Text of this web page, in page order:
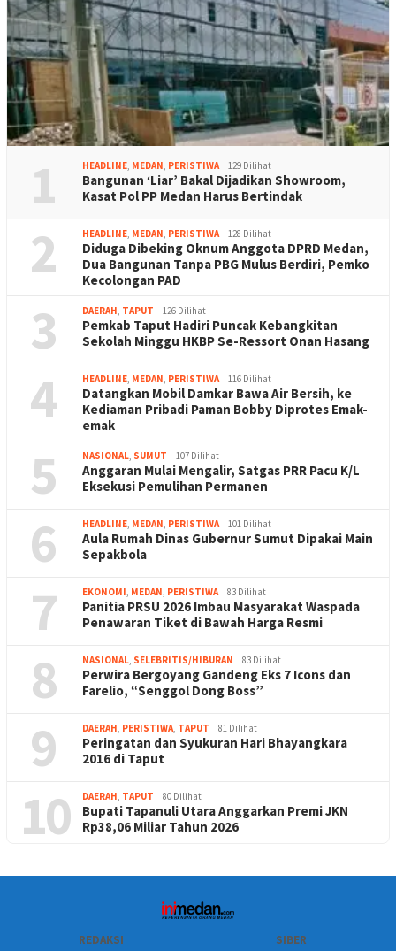
1 HEADLINE, MEDAN, PERISTIWA 129 Dilihat
Bangunan ‘Liar’ Bakal Dijadikan Showroom,
Kasat Pol PP Medan Harus Bertindak
2 HEADLINE, MEDAN, PERISTIWA 128 Dilihat
Diduga Dibeking Oknum Anggota DPRD Medan,
Dua Bangunan Tanpa PBG Mulus Berdiri, Pemko
Kecolongan PAD
3 DAERAH, TAPUT 126 Dilihat
Pemkab Taput Hadiri Puncak Kebangkitan
Sekolah Minggu HKBP Se-Ressort Onan Hasang
4 HEADLINE, MEDAN, PERISTIWA 116 Dilihat
Datangkan Mobil Damkar Bawa Air Bersih, ke
Kediaman Pribadi Paman Bobby Diprotes Emak-
emak
5 NASIONAL, SUMUT 107 Dilihat
Anggaran Mulai Mengalir, Satgas PRR Pacu K/L
Eksekusi Pemulihan Permanen
6 HEADLINE, MEDAN, PERISTIWA 101 Dilihat
Aula Rumah Dinas Gubernur Sumut Dipakai Main
Sepakbola
7 EKONOMI, MEDAN, PERISTIWA 83 Dilihat
Panitia PRSU 2026 Imbau Masyarakat Waspada
Penawaran Tiket di Bawah Harga Resmi
8 NASIONAL, SELEBRITIS/HIBURAN 83 Dilihat
Perwira Bergoyang Gandeng Eks 7 Icons dan
Farelio, “Senggol Dong Boss”
9 DAERAH, PERISTIWA, TAPUT 81 Dilihat
Peringatan dan Syukuran Hari Bhayangkara
2016 di Taput
10 DAERAH, TAPUT 80 Dilihat
Bupati Tapanuli Utara Anggarkan Premi JKN
Rp38,06 Miliar Tahun 2026
REDAKSI SIBER